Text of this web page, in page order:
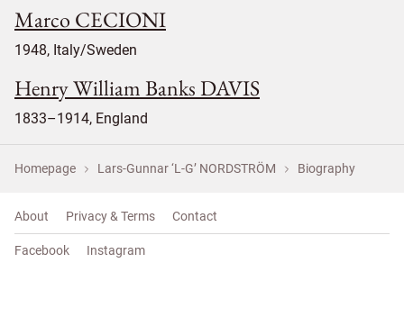
Marco CECIONI
1948, Italy/Sweden
Henry William Banks DAVIS
1833–1914, England
Homepage Lars-Gunnar ‘L-G’ NORDSTRÖM Biography
About Privacy & Terms Contact
Facebook Instagram